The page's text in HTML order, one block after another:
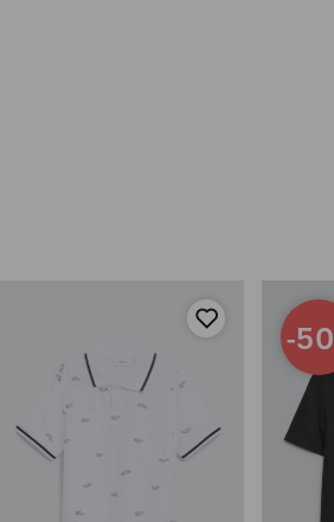
-50